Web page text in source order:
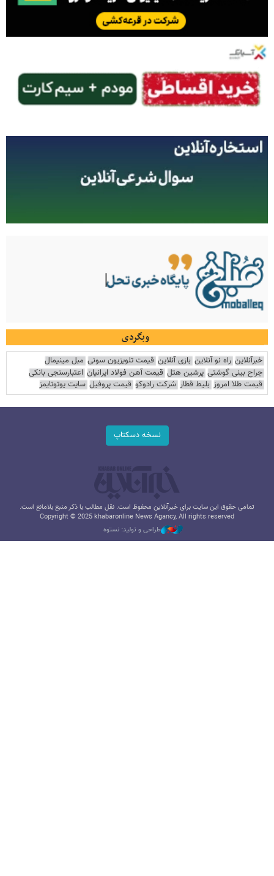
وبگردی
خبرآنلاین راه نو آنلاین بازی آنلاین قیمت تلویزیون سونی مبل مینیمال
جراح بینی گوشتی پرشین هتل قیمت آهن فولاد ایرانیان اعتبارسنجی بانکی
قیمت طلا امروز بلیط قطار شرکت رادوکو قیمت پروفیل سایت یوتوتایمز
نسخه دسکتاپ
تمامی حقوق این سایت برای خبرآنلاین محفوظ است. نقل مطالب با ذکر منبع بلامانع است.
Copyright © 2025 khabaronline News Agancy, All rights reserved
طراحی و تولید: نستوه